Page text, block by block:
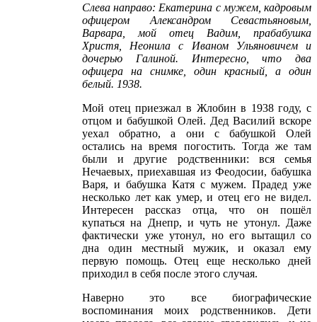
Слева направо: Екатерина с мужем, кадровым
офицером Александром Севастьяновым,
Варвара, мой отец Вадим, прабабушка
Христя, Неонила с Иваном Ульяновичем и
дочерью Галиной. Интересно, что два
офицера на снимке, один красный, а один
белый. 1938.
Мой отец приезжал в Жлобин в 1938 году, с
отцом и бабушкой Олей. Дед Василий вскоре
уехал обратно, а они с бабушкой Олей
остались на время погостить. Тогда же там
были и другие родственники: вся семья
Нечаевых, приехавшая из Феодосии, бабушка
Варя, и бабушка Катя с мужем. Прадед уже
несколько лет как умер, и отец его не видел.
Интересен рассказ отца, что он пошёл
купаться на Днепр, и чуть не утонул. Даже
фактически уже утонул, но его вытащил со
дна один местный мужик, и оказал ему
первую помощь. Отец еще несколько дней
приходил в себя после этого случая.
Наверно это все биографические
воспоминания моих родственников. Дети